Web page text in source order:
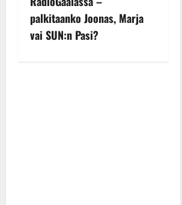
n
a
palkitaanko Joonas, Marja
vai SUN:n Pasi?